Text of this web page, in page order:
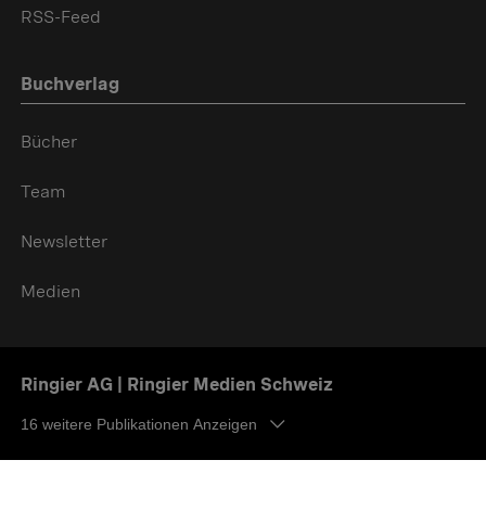
RSS-Feed
Buchverlag
Bücher
Team
Newsletter
Medien
Ringier AG | Ringier Medien Schweiz
16 weitere Publikationen Anzeigen